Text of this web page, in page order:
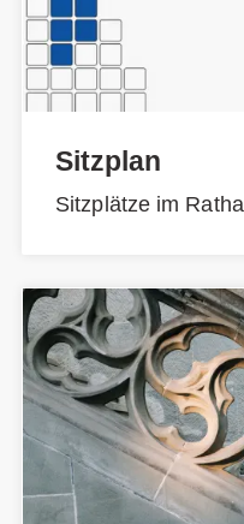
Sitzplan
Sitzplätze im